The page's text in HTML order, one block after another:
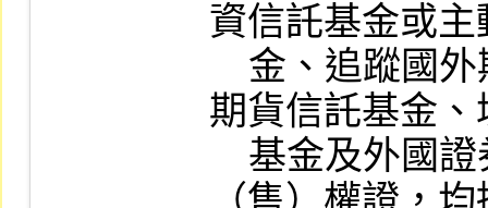
資信託基金或
期貨信託基金